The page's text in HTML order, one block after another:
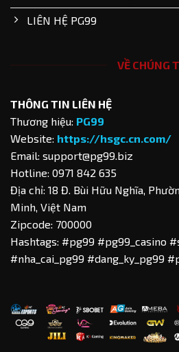
LIÊN HỆ PG99
VỀ CHÚNG
THÔNG TIN LIÊN HỆ
Thương hiệu: PG99
Website: https://hsgc.cn.com/
Email: support@pg99.biz
Hotline: 0971 842 635
Địa chỉ: 18 Đ. Bùi Hữu Nghĩa,
Minh, Việt Nam
Zipcode: 700000
Hashtags: #pg99 #pg99_casino
#nha_cai_pg99 #dang_ky_pg99